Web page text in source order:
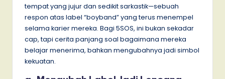
tempat yang jujur dan sedikit sarkastik—sebuah
respon atas label “boyband” yang terus menempel
selama karier mereka. Bagi 5SOS, ini bukan sekadar
cap, tapi cerita panjang soal bagaimana mereka
belajar menerima, bahkan mengubahnya jadi simbol
kekuatan.